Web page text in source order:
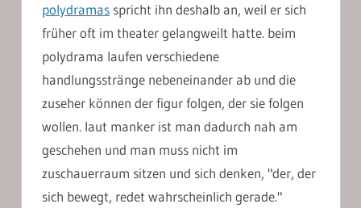
polydramas spricht ihn deshalb an, weil er sich
früher oft im theater gelangweilt hatte. beim
polydrama laufen verschiedene
handlungsstränge nebeneinander ab und die
zuseher können der figur folgen, der sie folgen
wollen. laut manker ist man dadurch nah am
geschehen und man muss nicht im
zuschauerraum sitzen und sich denken, "der, der
sich bewegt, redet wahrscheinlich gerade."